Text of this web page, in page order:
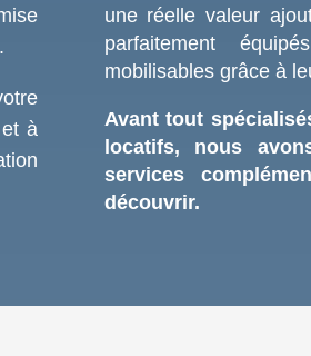
à
une réelle valeur
parfaitement
mobilisables grâce à
Avant tout
locatifs, nous
services
découvrir.